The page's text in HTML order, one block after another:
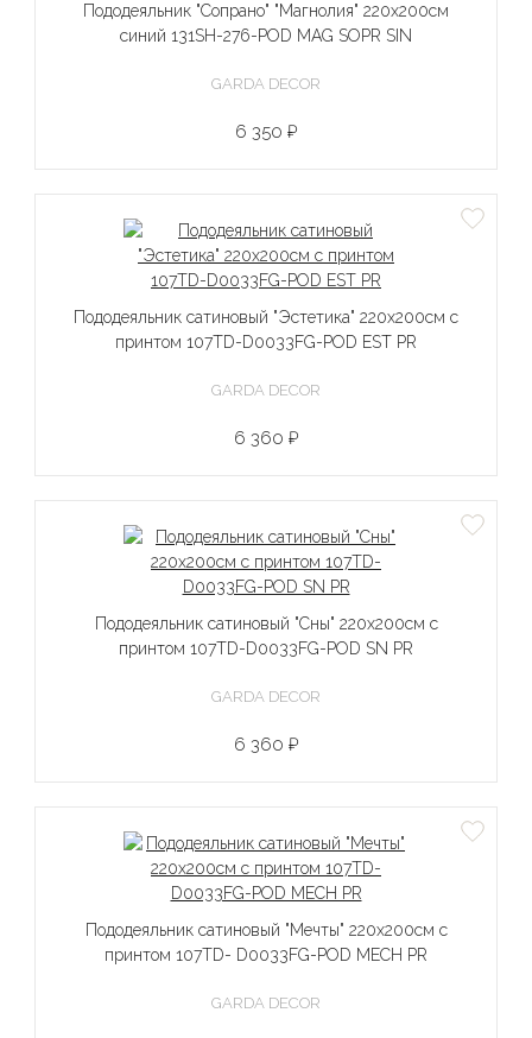
Пододеяльник "Сопрано" "Магнолия" 220х200см
синий 131SH-276-POD MAG SOPR SIN
GARDA DECOR
6 350 ₽
Пододеяльник сатиновый "Эстетика" 220х200см с
принтом 107TD-D0033FG-POD EST PR
GARDA DECOR
6 360 ₽
Пододеяльник сатиновый "Сны" 220х200см с
принтом 107TD-D0033FG-POD SN PR
GARDA DECOR
6 360 ₽
Пододеяльник сатиновый "Мечты" 220х200см с
принтом 107TD- D0033FG-POD MECH PR
GARDA DECOR